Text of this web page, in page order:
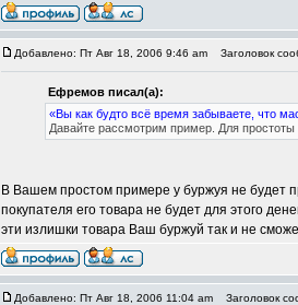
Добавлено: Пт Авг 18, 2006 9:46 am Заголовок
Ефремов писал(а):
«Вы как будто всё время забываете, что
Давайте рассмотрим пример. Для
В Вашем простом примере у буржуя не будет
покупателя его товара не будет для этого
эти излишки товара Ваш буржуй так и не
Добавлено: Пт Авг 18, 2006 11:04 am Заголовок